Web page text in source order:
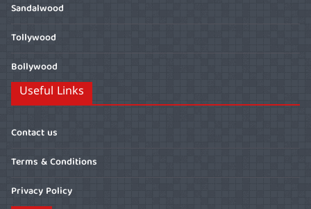
Sandalwood
Tollywood
Bollywood
Useful Links
Contact us
Terms & Conditions
Privacy Policy